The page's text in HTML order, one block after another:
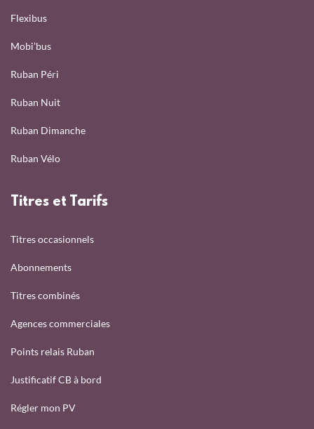
Flexibus
Mobi’bus
Ruban Péri
Ruban Nuit
Ruban Dimanche
Ruban Vélo
Titres et Tarifs
Titres occasionnels
Abonnements
Titres combinés
Agences commerciales
Points relais Ruban
Justificatif CB à bord
Régler mon PV